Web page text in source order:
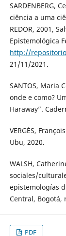
SARDENBERG,
ciência a uma
REDOR, 2001,
Epistemológica
http://
21/11/2021.
SANTOS, Maria
onde e como?
Haraway”.
VERGÈS,
Ubu, 2020.
WALSH,
sociales/
epistemologías
Central, Bogotá,
PDF